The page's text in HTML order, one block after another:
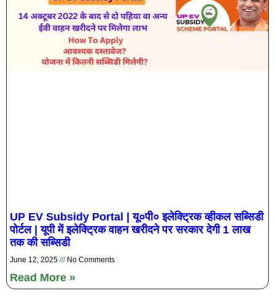
UP EV Subsidy Portal | यू०पी० इलेक्ट्रिक व्‍हीकल सब्सिडी
पोर्टल | यूपी में इलेक्ट्रिक वाहन खरीदने पर सरकार देगी 1 लाख
तक की सब्सिडी
June 12, 2025 No Comments
Read More »